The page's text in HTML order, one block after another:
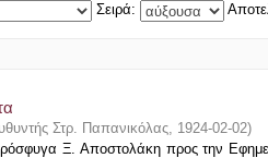
Σειρά:
Στρ. Παπανικόλας, 1924-02-02)
Ξ. Αποστολάκη προς την